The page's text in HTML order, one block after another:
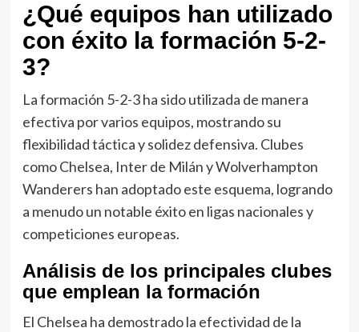
¿Qué equipos han utilizado
con éxito la formación 5-2-
3?
La formación 5-2-3 ha sido utilizada de manera
efectiva por varios equipos, mostrando su
flexibilidad táctica y solidez defensiva. Clubes
como Chelsea, Inter de Milán y Wolverhampton
Wanderers han adoptado este esquema, logrando
a menudo un notable éxito en ligas nacionales y
competiciones europeas.
Análisis de los principales clubes
que emplean la formación
El Chelsea ha demostrado la efectividad de la